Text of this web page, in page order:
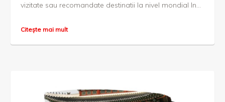
vizitate sau recomandate destinatii la nivel mondial In...
Citește mai mult